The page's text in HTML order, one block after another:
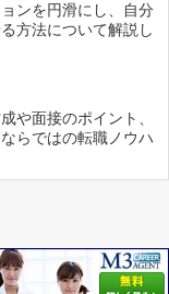
ンを円滑にし、自分
方法について解説し
や面接のポイント、
らではの転職ノウハ